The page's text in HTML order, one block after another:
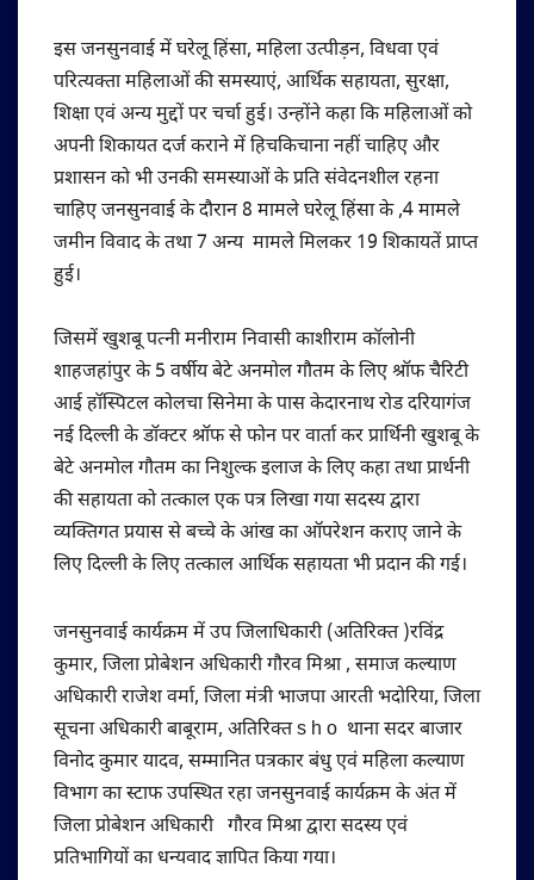
इस जनसुनवाई में घरेलू हिंसा, महिला उत्पीड़न, विधवा एवं
परित्यक्ता महिलाओं की समस्याएं, आर्थिक सहायता, सुरक्षा,
शिक्षा एवं अन्य मुद्दों पर चर्चा हुई। उन्होंने कहा कि महिलाओं को
अपनी शिकायत दर्ज कराने में हिचकिचाना नहीं चाहिए और
प्रशासन को भी उनकी समस्याओं के प्रति संवेदनशील रहना
चाहिए जनसुनवाई के दौरान 8 मामले घरेलू हिंसा के ,4 मामले
जमीन विवाद के तथा 7 अन्य मामले मिलकर 19 शिकायतें प्राप्त
हुई।
जिसमें खुशबू पत्नी मनीराम निवासी काशीराम कॉलोनी
शाहजहांपुर के 5 वर्षीय बेटे अनमोल गौतम के लिए श्रॉफ चैरिटी
आई हॉस्पिटल कोलचा सिनेमा के पास केदारनाथ रोड दरियागंज
नई दिल्ली के डॉक्टर श्रॉफ से फोन पर वार्ता कर प्रार्थिनी खुशबू के
बेटे अनमोल गौतम का निशुल्क इलाज के लिए कहा तथा प्रार्थनी
की सहायता को तत्काल एक पत्र लिखा गया सदस्य द्वारा
व्यक्तिगत प्रयास से बच्चे के आंख का ऑपरेशन कराए जाने के
लिए दिल्ली के लिए तत्काल आर्थिक सहायता भी प्रदान की गई।
जनसुनवाई कार्यक्रम में उप जिलाधिकारी (अतिरिक्त )रविंद्र
कुमार, जिला प्रोबेशन अधिकारी गौरव मिश्रा , समाज कल्याण
अधिकारी राजेश वर्मा, जिला मंत्री भाजपा आरती भदोरिया, जिला
सूचना अधिकारी बाबूराम, अतिरिक्त s h o थाना सदर बाजार
विनोद कुमार यादव, सम्मानित पत्रकार बंधु एवं महिला कल्याण
विभाग का स्टाफ उपस्थित रहा जनसुनवाई कार्यक्रम के अंत में
जिला प्रोबेशन अधिकारी गौरव मिश्रा द्वारा सदस्य एवं
प्रतिभागियों का धन्यवाद ज्ञापित किया गया।